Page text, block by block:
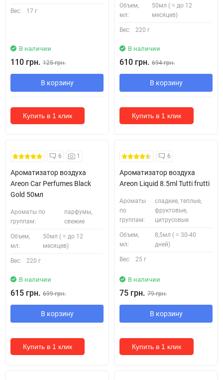
Вес: 17 г
В наличии
110 грн. 125 грн.
В корзину
Купить в 1 клик
Объем,
мл:
50мл ( ≈ до 12
месяцев)
Вес: 220 г
В наличии
610 грн. 694 грн.
В корзину
Купить в 1 клик
6 1
Ароматизатор воздуха
Areon Car Perfumes Black
Gold 50мл
Ароматы по
группам:
парфумы,
свежие
Объем,
мл:
50мл ( ≈ до 12
месяцев)
Вес: 220 г
В наличии
615 грн. 699 грн.
В корзину
Купить в 1 клик
6
Ароматизатор воздуха
Areon Liquid 8.5ml Tutti frutti
Ароматы
по
группам:
сладкие, теплые,
фруктовые,
цитрусовые
Объем,
мл:
8,5мл ( ≈ 30-40
дней)
Вес: 25 г
В наличии
75 грн. 79 грн.
В корзину
Купить в 1 клик